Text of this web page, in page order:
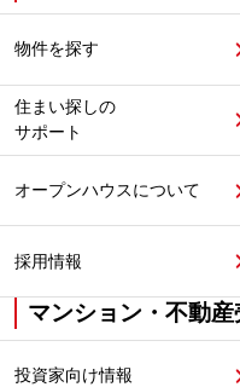
物件を探す
住まい探しの
サポート
オープンハウスについて
採用情報
マンション・不動
投資家向け情報